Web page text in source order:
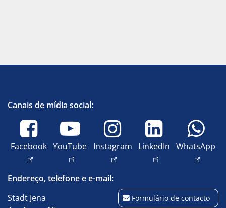
Canais de mídia social:
Facebook YouTube Instagram LinkedIn WhatsApp
Endereço, telefone e e-mail:
Stadt Jena
Formulário de contacto